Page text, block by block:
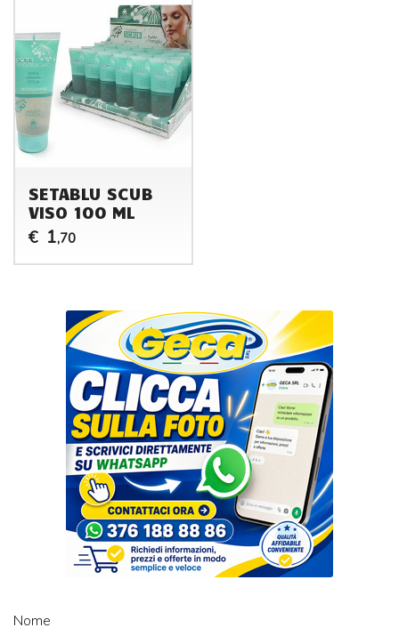
SETABLU SCUB
VISO 100 ML
€ 1,70
Nome